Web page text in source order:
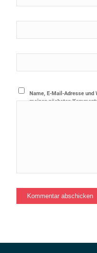
Name, E-Mail-Adresse
meinen nächsten